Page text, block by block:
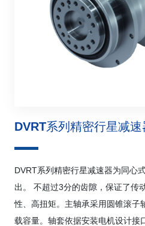
DVRT系列精密行星减速
DVRT系列精密行星减速器为同心
出。 不超过3分的齿隙，保证了传
性、高扭矩。主轴承采用圆锥滚子
载容量。轴套依据安装电机设计接